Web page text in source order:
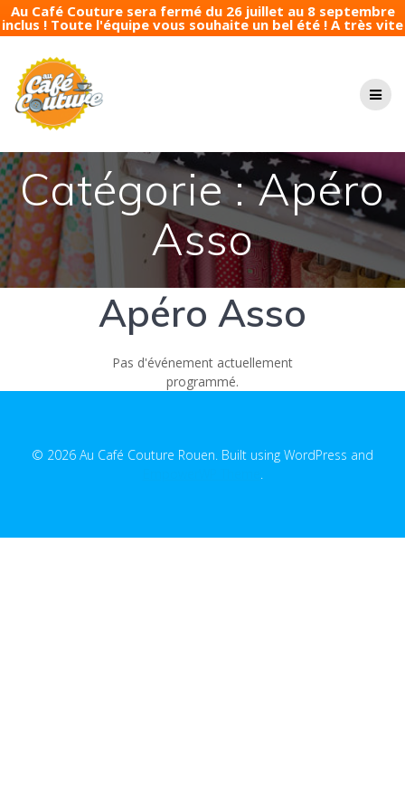
Au Café Couture sera fermé du 26 juillet au 8 septembre
inclus ! Toute l'équipe vous souhaite un bel été ! A très vite
Catégorie :Apéro
Asso
Apéro Asso
Pas d'événement actuellement
programmé.
© 2026 Au Café Couture Rouen. Built using WordPress and
.